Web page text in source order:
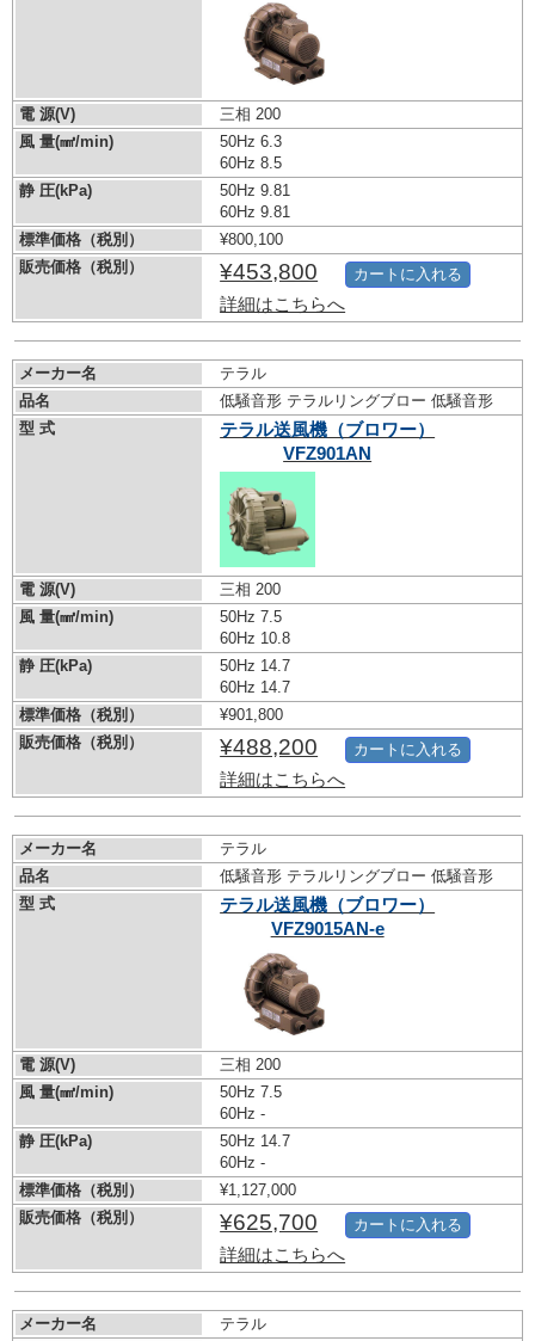
電 源(V)
三相 200
風 量(㎣/min)
50Hz 6.3
60Hz 8.5
静 圧(kPa)
50Hz 9.81
60Hz 9.81
標準価格（税別）
¥800,100
販売価格（税別）
¥453,800
詳細はこちらへ
カートに入れる
メーカー名
テラル
品名
低騒音形 テラルリングブロー 低騒音形
型 式
テラル送風機（ブロワー）
VFZ901AN
電 源(V)
三相 200
風 量(㎣/min)
50Hz 7.5
60Hz 10.8
静 圧(kPa)
50Hz 14.7
60Hz 14.7
標準価格（税別）
¥901,800
販売価格（税別）
¥488,200
詳細はこちらへ
カートに入れる
メーカー名
テラル
品名
低騒音形 テラルリングブロー 低騒音形
型 式
テラル送風機（ブロワー）
VFZ9015AN-e
電 源(V)
三相 200
風 量(㎣/min)
50Hz 7.5
60Hz -
静 圧(kPa)
50Hz 14.7
60Hz -
標準価格（税別）
¥1,127,000
販売価格（税別）
¥625,700
詳細はこちらへ
カートに入れる
メーカー名
テラル